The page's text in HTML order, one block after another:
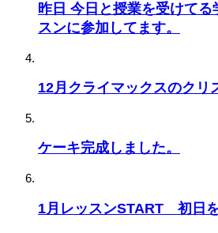
昨日 今日と授業を受けてる
スンに参加してます。
12月クライマックスのクリ
ケーキ完成しました。
1月レッスンSTART 初日